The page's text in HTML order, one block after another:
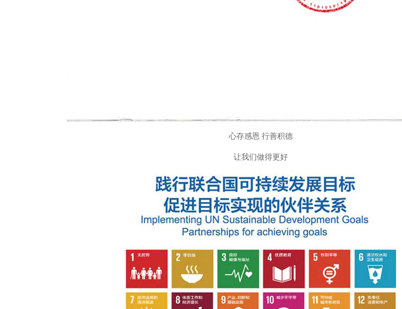
心存感恩 行善积德
让我们做得更好